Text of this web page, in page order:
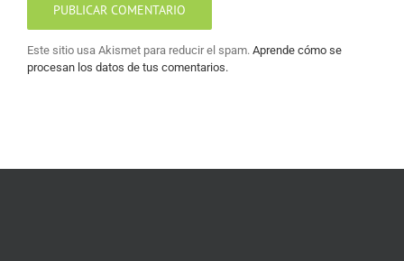
Este sitio usa Akismet para reducir el spam. Aprende cómo se
procesan los datos de tus comentarios.